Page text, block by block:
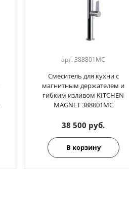
арт.388801MC
Смеситель для кухни с
магнитным держателем и
гибким изливом KITCHEN
MAGNET 388801MC
38 500 руб.
В корзину